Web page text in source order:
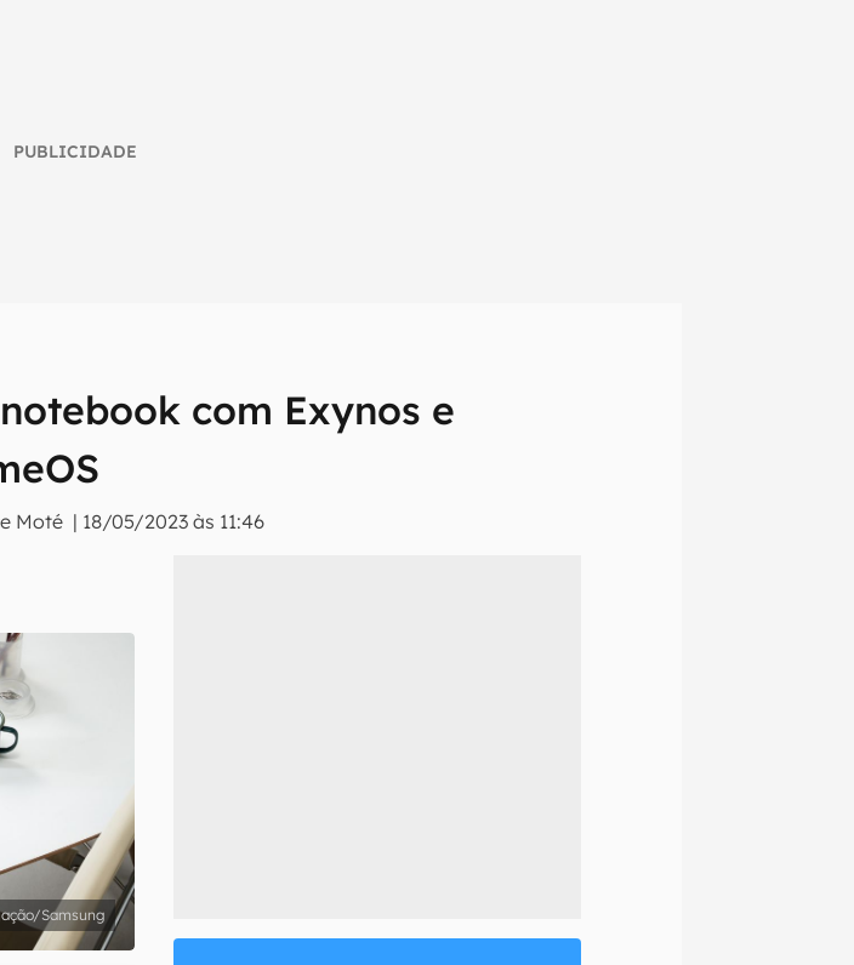
PUBLICIDADE
com Exynos e
Moté | 18/05/2023 às 11:46
tech!
e reviews sobre tecnologia em primeira
de Uso e Política de Privacidade do Canaltech.
Samsung